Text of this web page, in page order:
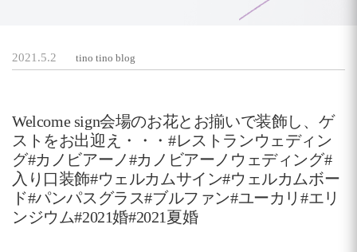
2021.5.2 tino tino blog
Welcome sign会場のお花とお揃いで装飾し、ゲ
ストをお出迎え・・・#レストランウェディン
グ#カノビアーノ#カノビアーノウェディング#
入り口装飾#ウェルカムサイン#ウェルカムボー
ド#パンパスグラス#ブルファン#ユーカリ#エリ
ンジウム#2021婚#2021夏婚